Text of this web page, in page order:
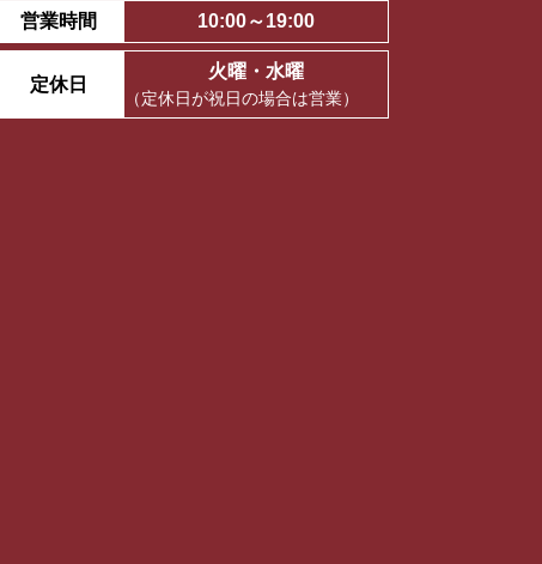
営業時間 10:00～19:00
定休日
火曜・水曜
（定休日が祝日の場合は営業）